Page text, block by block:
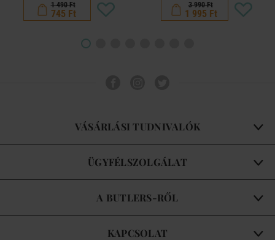
1 490 Ft
745 Ft
3 990 Ft
1 995 Ft
VÁSÁRLÁSI TUDNIVALÓK
ÜGYFÉLSZOLGÁLAT
A BUTLERS-RŐL
KAPCSOLAT